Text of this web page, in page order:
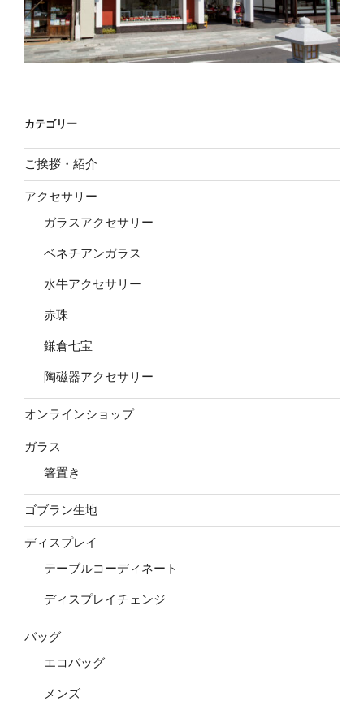
カテゴリー
ご挨拶・紹介
アクセサリー
ガラスアクセサリー
ベネチアンガラス
水牛アクセサリー
赤珠
鎌倉七宝
陶磁器アクセサリー
オンラインショップ
ガラス
箸置き
ゴブラン生地
ディスプレイ
テーブルコーディネート
ディスプレイチェンジ
バッグ
エコバッグ
メンズ